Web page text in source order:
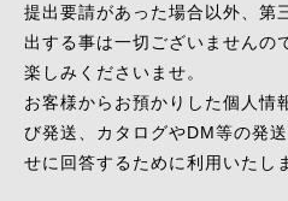
提出要請があった場合以外、第
出する事は一切ございませんの
楽しみくださいませ。
お客様からお預かりした個人情
び発送、カタログやDM等の発
せに回答するために利用いたし